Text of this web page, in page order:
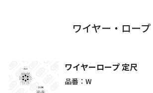
ワイヤー・ロープ
ワイヤーロープ 定尺
品番：W